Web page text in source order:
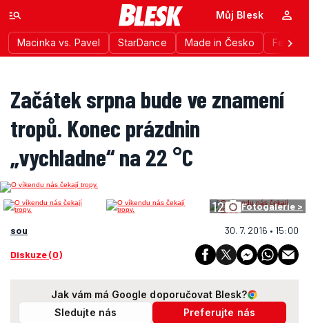
Macinka vs. Pavel StarDance Made in Česko
Můj Blesk
Začátek srpna bude ve znamení
tropů. Konec prázdnin
„vychladne“ na 22 °C
12 Fotogalerie >
sou 30. 7. 2016 • 15:00
Diskuze (0)
Jak vám má Google doporučovat Blesk?
Sledujte nás
Preferujte nás